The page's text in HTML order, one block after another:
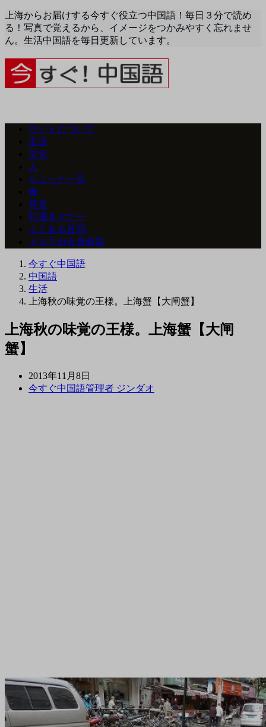
上海からお届けする今すぐ役立つ中国語！毎日３分で読め
る！写真で覚えるから、イメージをつかみやすく忘れませ
ん。生活中国語を毎日更新しています。
サイトについて
生活
文化
人
ちょっと一言
食
発音
礼儀＆マナー
よくある質問
メルマガ会員募集
今すぐ中国語
中国語
生活
上海秋の味覚の王様。上海蟹【大闸蟹】
上海秋の味覚の王様。上海蟹【大闸
蟹】
2013年11月8日
今すぐ中国語管理者 ジンダオ